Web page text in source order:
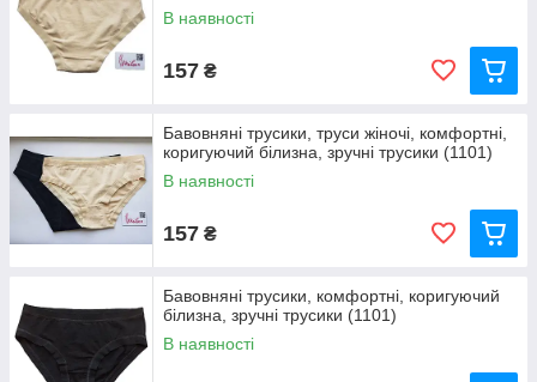
В наявності
157 ₴
Бавовняні трусики, труси жіночі, комфортні,
коригуючий білизна, зручні трусики (1101)
В наявності
157 ₴
Бавовняні трусики, комфортні, коригуючий
білизна, зручні трусики (1101)
В наявності